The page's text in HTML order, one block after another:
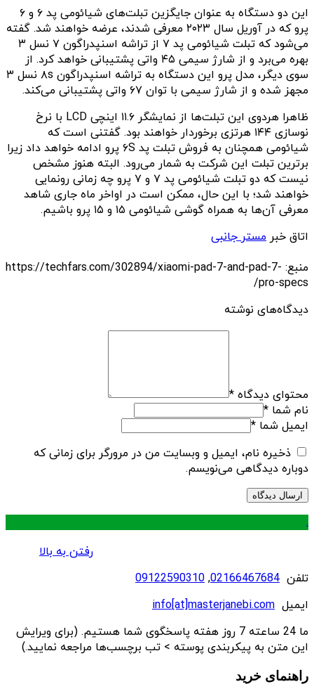
این دو دستگاه به عنوان جایگزین تبلت‌های شیائومی پد ۶ و ۶
پرو که در آوریل سال ۲۰۲۳ معرفی شدند، عرضه خواهند شد. گفته
می‌شود که تبلت شیائومی پد ۷ از تراشه اسنپدراگون ۷ نسل ۳
بهره می‌برد و از شارژ سیمی ۴۵ واتی پشتیبانی خواهد کرد. از
سوی دیگر، مدل پرو این دستگاه به تراشه اسنپدراگون ۸s نسل ۳
مجهز شده و از شارژ سیمی با توان ۶۷ واتی پشتیبانی می‌کند.
ظاهرا هردوی این تبلت‌ها از نمایشگر ۱۱.۶ اینچی LCD با نرخ
نوسازی ۱۴۴ هرتزی برخوردار خواهند بود. گفتنی است که
شیائومی همچنان به فروش تبلت پد ۶S پرو ادامه خواهد داد زیرا
برترین تبلت این شرکت به شمار می‌رود. البته هنوز مشخص
نیست که دو تبلت شیائومی پد ۷ و ۷ پرو چه زمانی رونمایی
خواهند شد؛ با این حال، ممکن است در اواخر ماه جاری شاهد
معرفی آن‌ها به همراه گوشی شیائومی ۱۵ و ۱۵ پرو باشیم.
اتاق خبر مستر جانبی
منبع: https://techfars.com/302894/xiaomi-pad-7-and-pad-7-
pro-specs/
دیدگاه‌های نوشته
محتوای دیدگاه *
نام شما *
ایمیل شما *
ذخیره نام، ایمیل و وبسایت من در مرورگر برای زمانی که
دوباره دیدگاهی می‌نویسم.
.
رفتن به بالا
تلفن 02166467684
,
09122590310
ایمیل info[at]masterjanebi.com
ما 24 ساعته 7 روز هفته پاسخگوی شما هستیم. (برای ویرایش
این متن به پیکربندی پوسته > تب برچسب‌ها مراجعه نمایید.)
راهنمای خرید